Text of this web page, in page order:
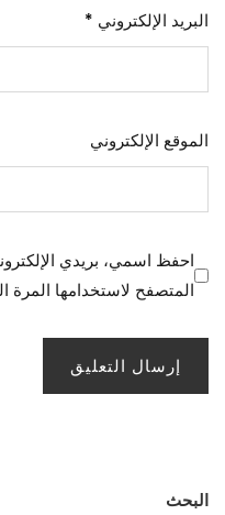
البريد الإلكتروني *
الموقع الإلكتروني
احفظ اسمي، بريدي
المتصفح لاستخدامها المرة
البحث